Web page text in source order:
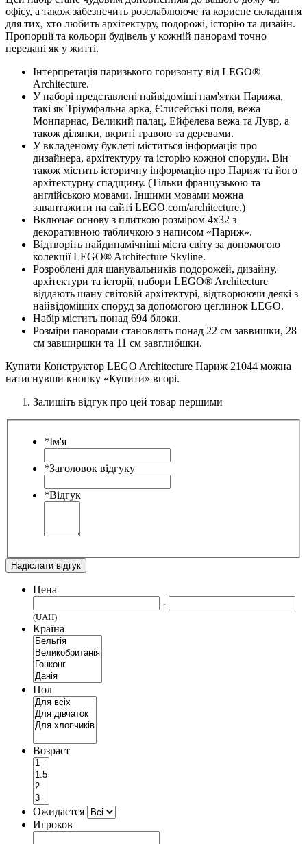
офісу, а також забезпечить розслаблююче та корисне складання
для тих, хто любить архітектуру, подорожі, історію та дизайн.
Пропорції та кольори будівель у кожній панорамі точно
передані як у житті.
Інтерпретація паризького горизонту від LEGO®
Architecture.
У наборі представлені найвідоміші пам'ятки Парижа,
такі як Тріумфальна арка, Єлисейські поля, вежа
Монпарнас, Великий палац, Ейфелева вежа та Лувр, а
також ділянки, вкриті травою та деревами.
У вкладеному буклеті міститься інформація про
дизайнера, архітектуру та історію кожної споруди. Він
також містить історичну інформацію про Париж та його
архітектурну спадщину. (Тільки французькою та
англійською мовами. Іншими мовами можна
завантажити на сайті LEGO.com/architecture.)
Включає основу з плиткою розміром 4x32 з
декоративною табличкою з написом «Париж».
Відтворіть найдинамічніші міста світу за допомогою
колекції LEGO® Architecture Skyline.
Розроблені для шанувальників подорожей, дизайну,
архітектури та історії, набори LEGO® Architecture
віддають шану світовій архітектурі, відтворюючи деякі з
найвідоміших споруд за допомогою цеглинок LEGO.
Набір містить понад 694 блоки.
Розміри панорами становлять понад 22 см заввишки, 28
см завширшки та 11 см завглибшки.
Купити Конструктор LEGO Architecture Париж 21044 можна
натиснувши кнопку «Купити» вгорі.
Залишіть відгук про цей товар першими
*Ім'я
*Заголовок відгуку
*Відгук
Надіслати відгук
Цена
-
(UAH)
Країна
Пол
Возраст
Ожидается
Игроков